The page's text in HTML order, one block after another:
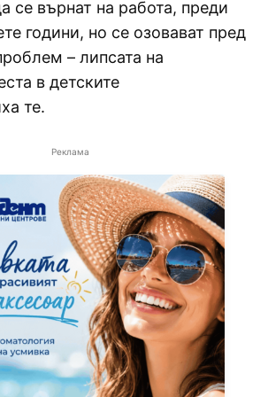
се върнат на работа, преди
години, но се озовават пред
– липсата на
в детските
те.
Реклама